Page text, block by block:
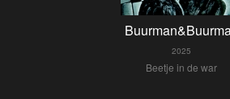
2025
Beetje in de war